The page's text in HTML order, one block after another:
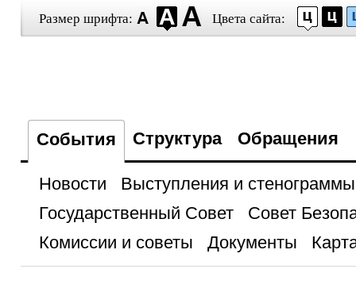
Размер шрифта: Цвета сайта:
События Структура Обращения
Новости
Выступления и стенограммы
Государственный Совет
Совет
Комиссии и советы
Документы